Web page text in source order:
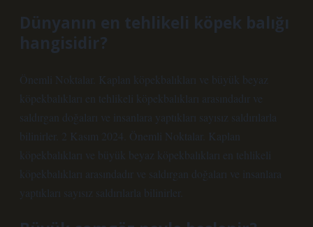
Dünyanın en tehlikeli köpek balığı
hangisidir?
Önemli Noktalar. Kaplan köpekbalıkları ve büyük beyaz
köpekbalıkları en tehlikeli köpekbalıkları arasındadır ve
saldırgan doğaları ve insanlara yaptıkları sayısız saldırılarla
bilinirler. 2 Kasım 2024. Önemli Noktalar. Kaplan
köpekbalıkları ve büyük beyaz köpekbalıkları en tehlikeli
köpekbalıkları arasındadır ve saldırgan doğaları ve insanlara
yaptıkları sayısız saldırılarla bilinirler.